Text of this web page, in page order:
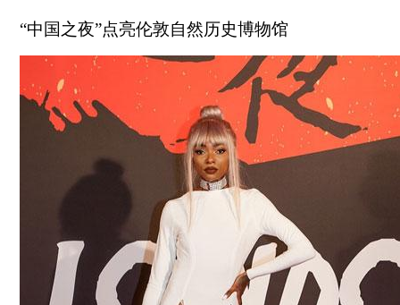
“中国之夜”点亮伦敦自然历史博物馆